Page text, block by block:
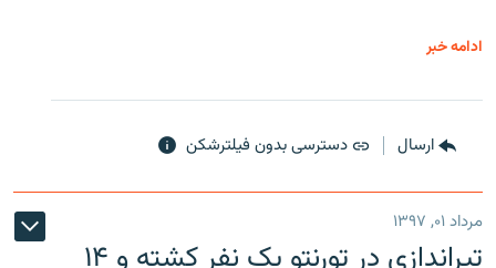
ادامه خبر
ارسال دسترسی بدون فیلترشکن
مرداد ۰۱, ۱۳۹۷
تیراندازی در تورنتو یک نفر کشته و ۱۴